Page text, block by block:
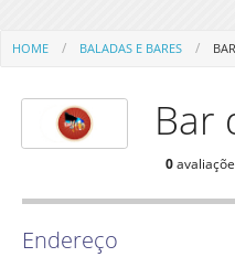
HOME BALADAS E BARES
Bar
0
Endereço